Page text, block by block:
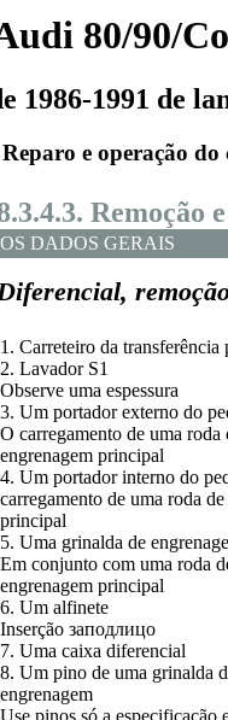
80/90/
1986-1991 de
Reparo e operação do
Remoção
OS DADOS GERAIS
1. Carreteiro da transferência
2. Lavador S1
Observe uma espessura
3. Um portador externo do
O carregamento de uma roda
engrenagem principal
4. Um portador interno do
carregamento de uma roda
principal
5. Uma grinalda de
Em conjunto com uma roda
engrenagem principal
6. Um alfinete
Inserção заподлицо
7. Uma caixa diferencial
8. Um pino de uma grinalda
engrenagem
Use pinos só a especificação